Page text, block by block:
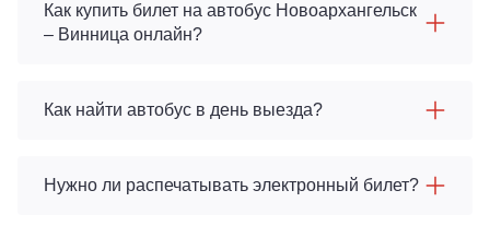
Как купить билет на автобус Новоархангельск
– Винница онлайн?
Как найти автобус в день выезда?
Нужно ли распечатывать электронный билет?